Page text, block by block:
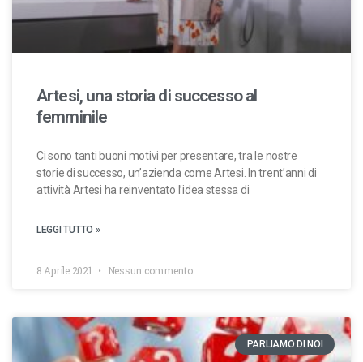
Artesi, una storia di successo al
femminile
Ci sono tanti buoni motivi per presentare, tra le nostre
storie di successo, un’azienda come Artesi. In trent’anni di
attività Artesi ha reinventato l’idea stessa di
LEGGI TUTTO »
8 Aprile 2021 Nessun commento
PARLIAMO DI NOI